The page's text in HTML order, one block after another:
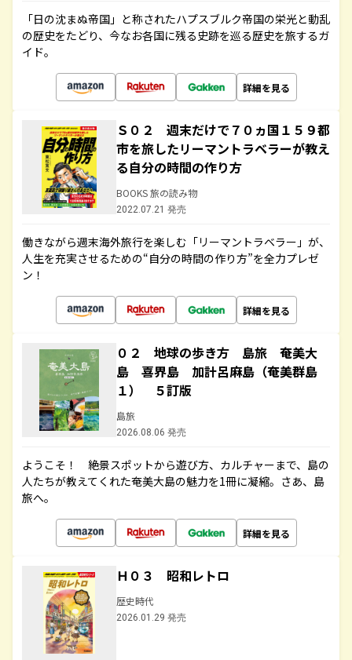
「日の沈まぬ帝国」と称されたハプスブルク帝国の栄光と動乱
の歴史をたどり、今なお各国に残る史跡を巡る歴史を旅するガ
イド。
詳細を見る
Ｓ０２ 週末だけで７０ヵ国１５９都
市を旅したリーマントラベラーが教え
る自分の時間の作り方
BOOKS 旅の読み物
2022.07.21 発売
働きながら週末海外旅行を楽しむ「リーマントラベラー」が、
人生を充実させるための“自分の時間の作り方”を全力プレゼ
ン！
詳細を見る
０２ 地球の歩き方 島旅 奄美大
島 喜界島 加計呂麻島（奄美群島
１） ５訂版
島旅
2026.08.06 発売
ようこそ！ 絶景スポットから遊び方、カルチャーまで、島の
人たちが教えてくれた奄美大島の魅力を1冊に凝縮。さあ、島
旅へ。
詳細を見る
Ｈ０３ 昭和レトロ
歴史時代
2026.01.29 発売